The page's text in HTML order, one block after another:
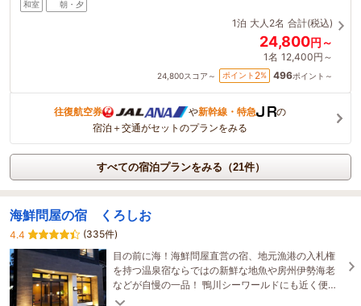
和室 朝・夕
1泊 大人2名 合計(税込)
24,800円～
1名 12,400円～
24,800スコア～ ポイント 2% 496ポイント～
往復航空券 や新幹線・特急
の
宿泊＋交通がセットのプランをみる
すべての宿泊プランをみる（21件）
海鮮問屋の宿 くろしお
4.4
(335件)
目の前に海！海鮮問屋直営の宿、地元漁港の入札権
を持つ温泉宿ならではの新鮮な地魚や房州伊勢海老
などが自慢の一品！ 鴨川シーワールドにも近く便利
な立地です☆